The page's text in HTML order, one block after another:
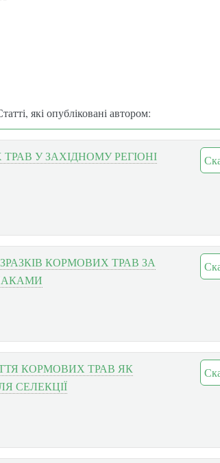
які опубліковані автором:
ТРАВ У ЗАХІДНОМУ РЕГІОНІ
КОРМОВИХ ТРАВ ЗА
КОРМОВИХ ТРАВ ЯК
СЕЛЕКЦІЇ